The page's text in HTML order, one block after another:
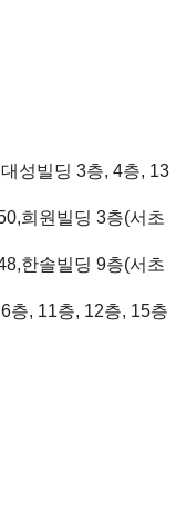
성빌딩 3층, 4층, 13
희원빌딩 3층(서초
한솔빌딩 9층(서초
층, 11층, 12층, 15층